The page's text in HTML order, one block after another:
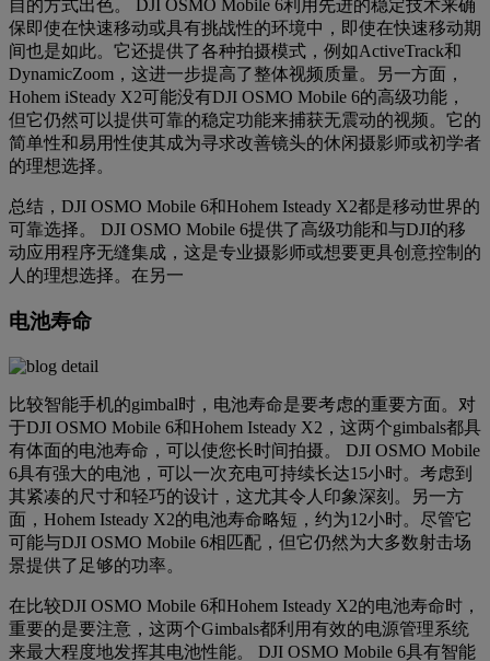
自的方式出色。 DJI OSMO Mobile 6利用先进的稳定技术来确
保即使在快速移动或具有挑战性的环境中，即使在快速移动期
间也是如此。它还提供了各种拍摄模式，例如ActiveTrack和
DynamicZoom，这进一步提高了整体视频质量。另一方面，
Hohem iSteady X2可能没有DJI OSMO Mobile 6的高级功能，
但它仍然可以提供可靠的稳定功能来捕获无震动的视频。它的
简单性和易用性使其成为寻求改善镜头的休闲摄影师或初学者
的理想选择。
总结，DJI OSMO Mobile 6和Hohem Isteady X2都是移动世界的
可靠选择。 DJI OSMO Mobile 6提供了高级功能和与DJI的移
动应用程序无缝集成，这是专业摄影师或想要更具创意控制的
人的理想选择。在另一
电池寿命
比较智能手机的gimbal时，电池寿命是要考虑的重要方面。对
于DJI OSMO Mobile 6和Hohem Isteady X2，这两个gimbals都具
有体面的电池寿命，可以使您长时间拍摄。 DJI OSMO Mobile
6具有强大的电池，可以一次充电可持续长达15小时。考虑到
其紧凑的尺寸和轻巧的设计，这尤其令人印象深刻。另一方
面，Hohem Isteady X2的电池寿命略短，约为12小时。尽管它
可能与DJI OSMO Mobile 6相匹配，但它仍然为大多数射击场
景提供了足够的功率。
在比较DJI OSMO Mobile 6和Hohem Isteady X2的电池寿命时，
重要的是要注意，这两个Gimbals都利用有效的电源管理系统
来最大程度地发挥其电池性能。 DJI OSMO Mobile 6具有智能